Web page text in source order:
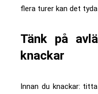
flera turer kan det
Tänk på
knackar
Innan du knackar: